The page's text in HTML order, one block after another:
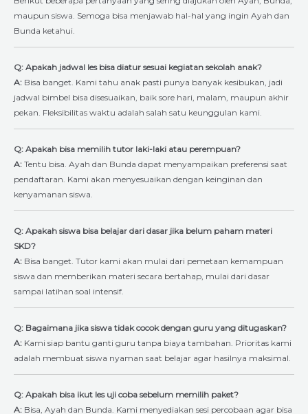
maupun siswa. Semoga bisa menjawab hal-hal yang ingin Ayah dan
Bunda ketahui.
Q: Apakah jadwal les bisa diatur sesuai kegiatan sekolah anak?
A: Bisa banget. Kami tahu anak pasti punya banyak kesibukan, jadi
jadwal bimbel bisa disesuaikan, baik sore hari, malam, maupun akhir
pekan. Fleksibilitas waktu adalah salah satu keunggulan kami.
Q: Apakah bisa memilih tutor laki-laki atau perempuan?
A: Tentu bisa. Ayah dan Bunda dapat menyampaikan preferensi saat
pendaftaran. Kami akan menyesuaikan dengan keinginan dan
kenyamanan siswa.
Q: Apakah siswa bisa belajar dari dasar jika belum paham materi
SKD?
A: Bisa banget. Tutor kami akan mulai dari pemetaan kemampuan
siswa dan memberikan materi secara bertahap, mulai dari dasar
sampai latihan soal intensif.
Q: Bagaimana jika siswa tidak cocok dengan guru yang ditugaskan?
A: Kami siap bantu ganti guru tanpa biaya tambahan. Prioritas kami
adalah membuat siswa nyaman saat belajar agar hasilnya maksimal.
Q: Apakah bisa ikut les uji coba sebelum memilih paket?
A: Bisa, Ayah dan Bunda. Kami menyediakan sesi percobaan agar bisa